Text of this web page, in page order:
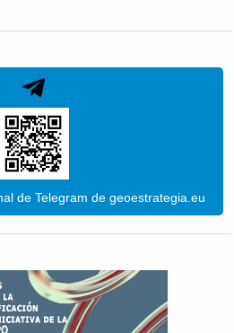
de Telegram de geoestrategia.eu